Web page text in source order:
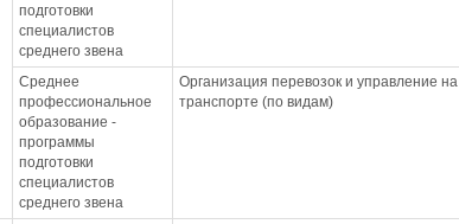
подготовки
специалистов
среднего звена
Среднее
профессиональное
образование -
программы
подготовки
специалистов
среднего звена
Организация перевозок и управление на
транспорте (по видам)